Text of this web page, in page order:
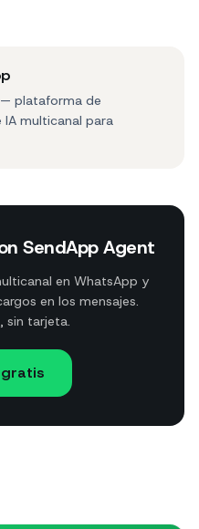
plataforma de
multicanal para
SendApp Agent
en WhatsApp y
en los mensajes.
sin tarjeta.